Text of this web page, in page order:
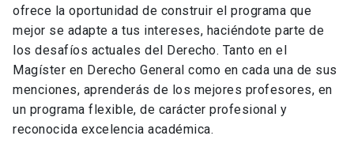
ofrece la oportunidad de construir el programa que
mejor se adapte a tus intereses, haciéndote parte de
los desafíos actuales del Derecho. Tanto en el
Magíster en Derecho General como en cada una de sus
menciones, aprenderás de los mejores profesores, en
un programa flexible, de carácter profesional y
reconocida excelencia académica.